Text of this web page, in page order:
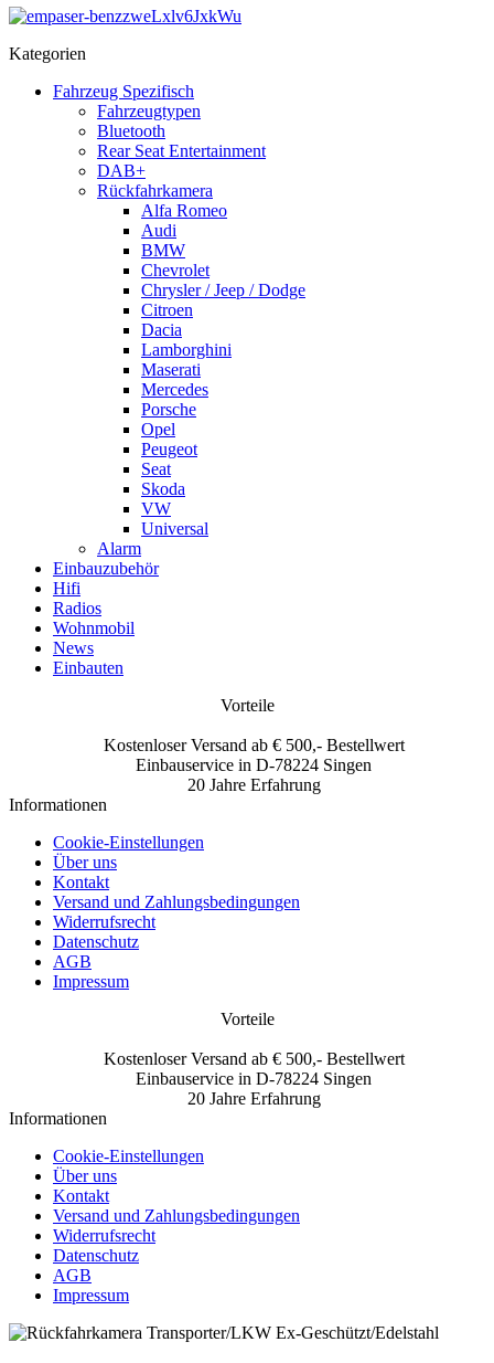
Kategorien
Fahrzeug Spezifisch
Fahrzeugtypen
Bluetooth
Rear Seat Entertainment
DAB+
Rückfahrkamera
Alfa Romeo
Audi
BMW
Chevrolet
Chrysler / Jeep / Dodge
Citroen
Dacia
Lamborghini
Maserati
Mercedes
Porsche
Opel
Peugeot
Seat
Skoda
VW
Universal
Alarm
Einbauzubehör
Hifi
Radios
Wohnmobil
News
Einbauten
Vorteile
Kostenloser Versand ab € 500,- Bestellwert
Einbauservice in D-78224 Singen
20 Jahre Erfahrung
Informationen
Cookie-Einstellungen
Über uns
Kontakt
Versand und Zahlungsbedingungen
Widerrufsrecht
Datenschutz
AGB
Impressum
Vorteile
Kostenloser Versand ab € 500,- Bestellwert
Einbauservice in D-78224 Singen
20 Jahre Erfahrung
Informationen
Cookie-Einstellungen
Über uns
Kontakt
Versand und Zahlungsbedingungen
Widerrufsrecht
Datenschutz
AGB
Impressum